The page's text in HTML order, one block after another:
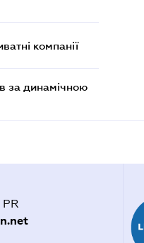
компанії
за динамічною